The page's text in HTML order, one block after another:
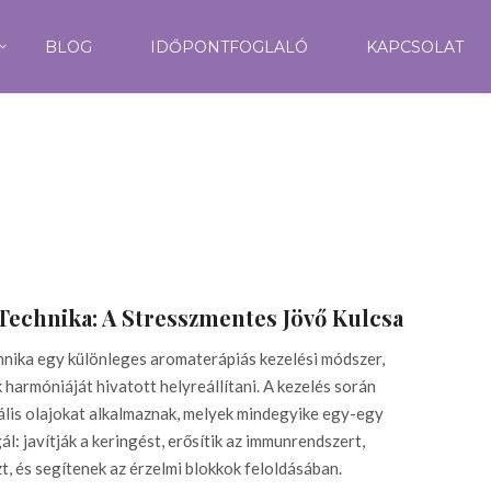
BLOG IDŐPONTFOGLALÓ KAPCSOLAT
A Stresszmentes Jövő Kulcsa
egy különleges aromaterápiás kezelési módszer,
harmóniáját hivatott helyreállítani. A kezelés során
olajokat alkalmaznak, melyek mindegyike egy-egy
javítják a keringést, erősítik az immunrendszert,
és segítenek az érzelmi blokkok feloldásában.